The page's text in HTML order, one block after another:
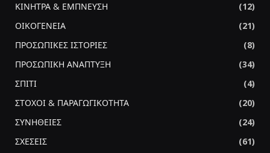
ΚΙΝΗΤΡΑ & ΕΜΠΝΕΥΣΗ
(12)
ΟΙΚΟΓΕΝΕΙΑ
(21)
ΠΡΟΣΩΠΙΚΕΣ ΙΣΤΟΡΙΕΣ
(8)
ΠΡΟΣΩΠΙΚΗ ΑΝΑΠΤΥΞΗ
(34)
ΣΠΙΤΙ
(4)
ΣΤΟΧΟΙ & ΠΑΡΑΓΩΓΙΚΟΤΗΤΑ
(20)
ΣΥΝΗΘΕΙΕΣ
(24)
ΣΧΕΣΕΙΣ
(61)